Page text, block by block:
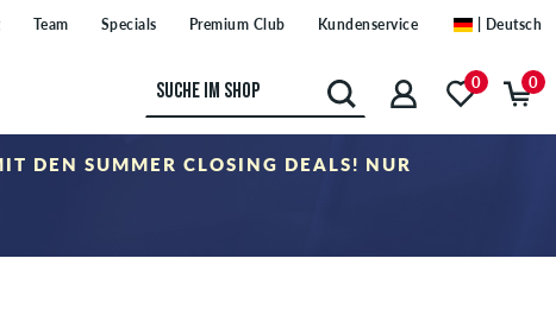
Team Specials Premium Club Kundenservice | Deutsch
0 0
DEN SUMMER CLOSING DEALS! NUR